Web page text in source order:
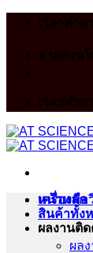
Skip
เวลาทำก
สายด่วนโ
เวลาทำก
หน้าหลัก
สินค้าทั้ง
ผลงานติด
ผล
เครื่องมื